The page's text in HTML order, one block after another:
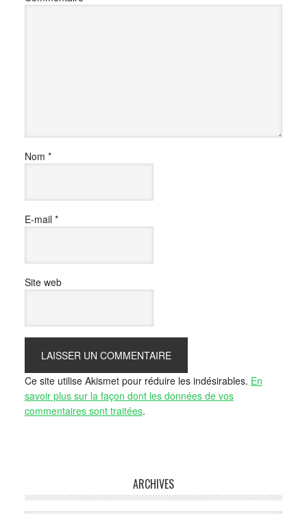
Nom *
E-mail *
Site web
Ce site utilise Akismet pour réduire les indésirables. En
savoir plus sur la façon dont les données de vos
commentaires sont traitées.
ARCHIVES